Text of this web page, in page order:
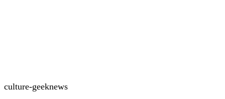
culture-geeknews